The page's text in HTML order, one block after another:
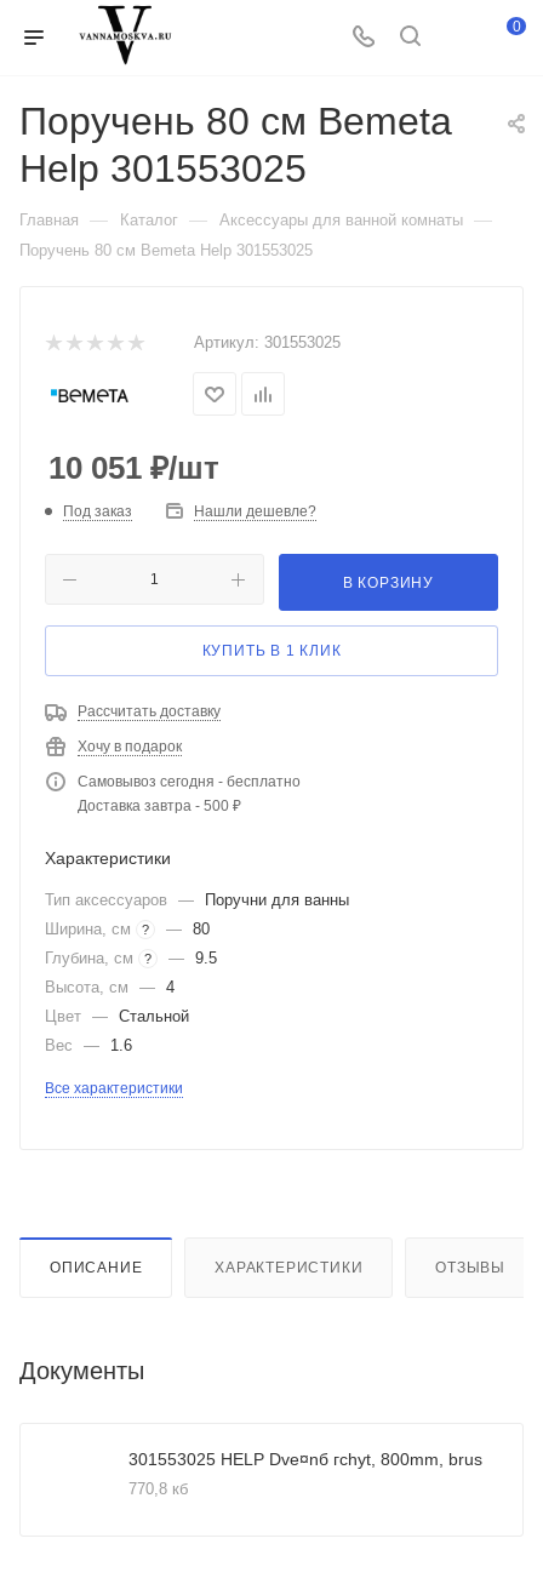
0
Поручень 80 см Bemeta
Help 301553025
Главная — Каталог — Аксессуары для ванной комнаты —
Поручень 80 см Bemeta Help 301553025
Артикул: 301553025
10 051 ₽/шт
Под заказ Нашли дешевле?
В КОРЗИНУ
КУПИТЬ В 1 КЛИК
Рассчитать доставку
Хочу в подарок
Самовывоз сегодня - бесплатно
Доставка завтра - 500 ₽
Характеристики
Тип аксессуаров —
Поручни для ванны
Ширина, см
? — 80
Глубина, см
? — 9.5
Высота, см
— 4
Цвет — Стальной
Вес
— 1.6
Все характеристики
ОПИСАНИЕ ХАРАКТЕРИСТИКИ ОТЗЫВЫ
Документы
301553025 HELP Dve¤nб гchyt, 800mm, brus
770,8 кб